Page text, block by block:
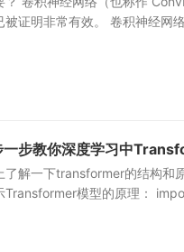
证明非常有效。 卷积神经网
一步教你深度学习中
解一下transformer的结构和
Transformer模型的原理：